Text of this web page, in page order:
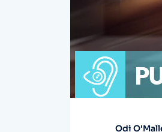
Odi